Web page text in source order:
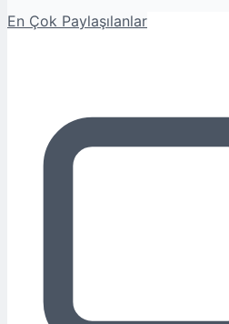
En Çok Paylaşılanlar